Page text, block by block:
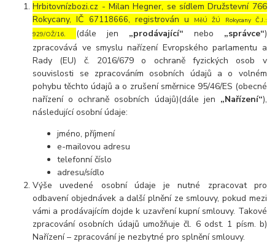
Hrbitovnízbozi.cz - Milan Hegner, se sídlem Družstevní 766
Rokycany, IČ 67118666, registrován u
MěÚ ŽÚ Rokycany Č.J.:
929/OŽ/16. (dále jen „prodávající“ nebo „správce“)
zpracovává ve smyslu nařízení Evropského parlamentu a
Rady (EU) č. 2016/679 o ochraně fyzických osob v
souvislosti se zpracováním osobních údajů a o volném
pohybu těchto údajů a o zrušení směrnice 95/46/ES (obecné
nařízení o ochraně osobních údajů)(dále jen „Nařízení“),
následující osobní údaje:
jméno, příjmení
e-mailovou adresu
telefonní číslo
adresu/sídlo
Výše uvedené osobní údaje je nutné zpracovat pro
odbavení objednávek a další plnění ze smlouvy, pokud mezi
vámi a prodávajícím dojde k uzavření kupní smlouvy. Takové
zpracování osobních údajů umožňuje čl. 6 odst. 1 písm. b)
Nařízení – zpracování je nezbytné pro splnění smlouvy.